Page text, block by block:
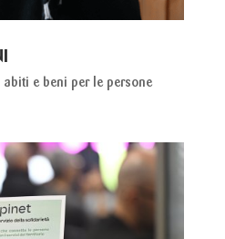
e beni per le persone